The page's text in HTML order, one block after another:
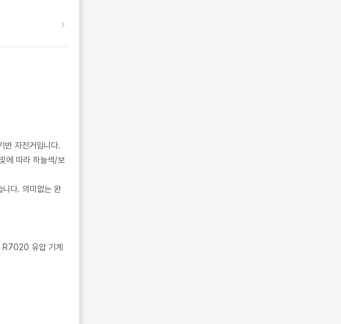
자전거입니다.
에 따라 하늘색/보
니다. 의미없는 완
R7020 유압 기계